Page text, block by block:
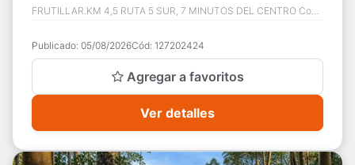
FRUTILLAR.KM 4,5 RUTA 5 SUR, 7 MINUTOS DEL CENTRO Con
Publicado: 05/08/2026Cód: 127202424
Agregar a favoritos
Ver detalles